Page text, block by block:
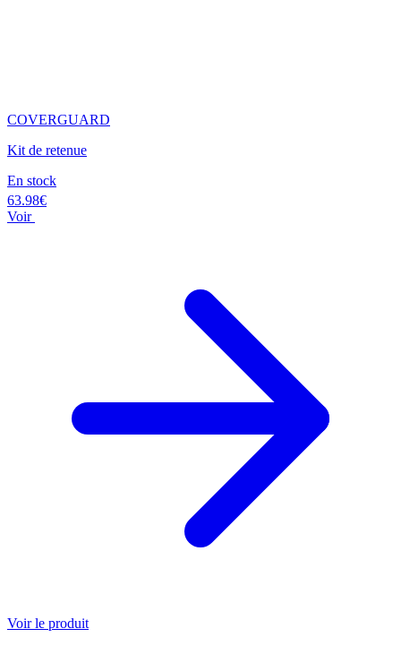
COVERGUARD
Kit de retenue
En stock
63.98€
Voir
Voir le produit